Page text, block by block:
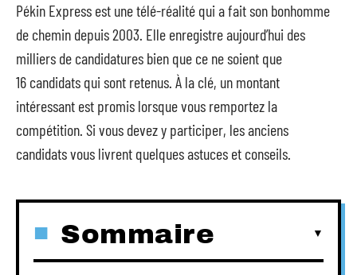
Pékin Express est une télé-réalité qui a fait son bonhomme
de chemin depuis 2003. Elle enregistre aujourd’hui des
milliers de candidatures bien que ce ne soient que
16 candidats qui sont retenus. À la clé, un montant
intéressant est promis lorsque vous remportez la
compétition. Si vous devez y participer, les anciens
candidats vous livrent quelques astuces et conseils.
Sommaire